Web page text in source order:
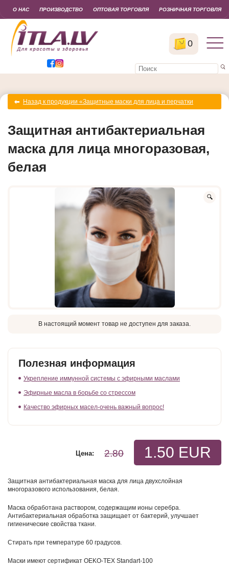
0
О НАС ПРОИЗВОДСТВО ОПТОВАЯ ТОРГОВЛЯ РОЗНИЧНАЯ ТОРГОВЛЯ
Назад к продукции «Защитные маски для лица и перчатки
Защитная антибактериальная
маска для лица многоразовая,
белая
В настоящий момент товар не доступен для заказа.
Полезная информация
Укрепление иммунной системы с эфирными маслами
Эфирные масла в борьбе со стрессом
Качество эфирных масел-очень важный вопрос!
1.50 EUR
2.80
Цена:
Защитная антибактериальная маска для лица двухслойная
многоразового использования, белая.
Маска обработана раствором, содержащим ионы серебра.
Антибактериальная обработка защищает от бактерий, улучшает
гигиенические свойства ткани.
Стирать при температуре 60 градусов.
Маски имеют сертификат OEKO-TEX Standart-100